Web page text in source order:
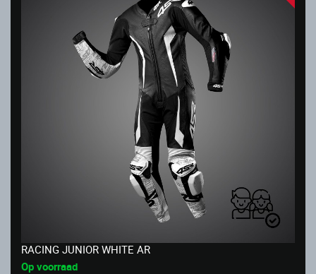
RACING JUNIOR WHITE AR
Op voorraad